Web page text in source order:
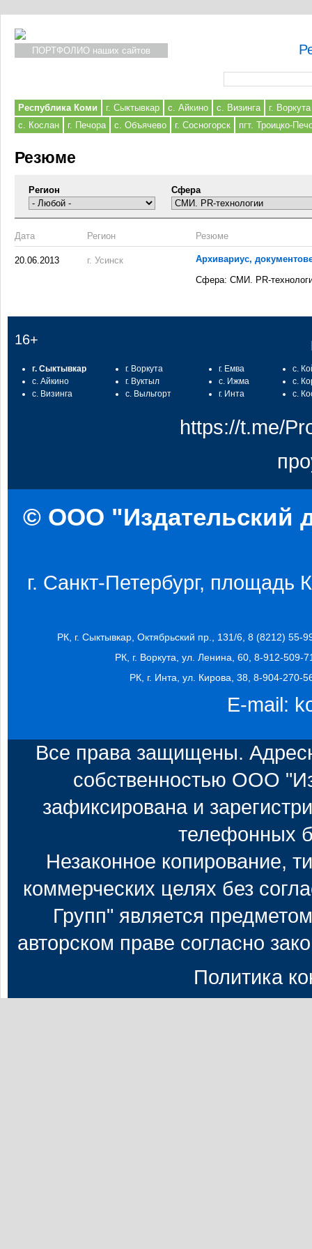
ПОРТФОЛИО наших сайтов
Республика Коми г. Сыктывкар с. Айкино с. Визинга
г. Воркута
с. Кослан
г. Печора с. Объячево г. Сосногорск пгт. Троицко-
Резюме
Регион Сфера
Дата Регион Резюме
20.06.2013 г. Усинск
Архивариус,
Сфера: СМИ. PR-
16+
г. Сыктывкар
с. Айкино
с. Визинга
г. Воркута
г. Вуктыл
с. Выльгорт
г. Емва
с. Ижма
г. Инта
с.
с.
с.
https://t.me/
© ООО "Издательский
г. Санкт-Петербург, площадь
РК, г. Сыктывкар, Октябрьский пр., 131/6, 8 (8212) 55-
РК, г. Воркута, ул. Ленина, 60, 8-912-509-
РК, г. Инта, ул. Кирова, 38, 8-904-270-
E-mail:
Все права защищены.
собственностью ООО
зафиксирована и
телефонных
Незаконное копирование,
коммерческих целях без
Групп" является
авторском праве согласно
Политика